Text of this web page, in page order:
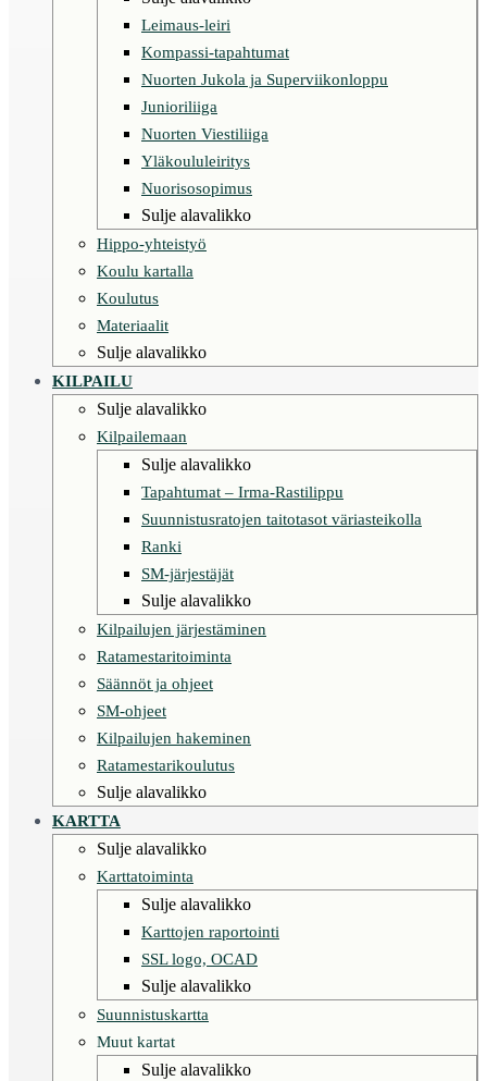
Leimaus-leiri
Kompassi-tapahtumat
Nuorten Jukola ja Superviikonloppu
Junioriliiga
Nuorten Viestiliiga
Yläkoululeiritys
Nuorisosopimus
Sulje alavalikko
Hippo-yhteistyö
Koulu kartalla
Koulutus
Materiaalit
Sulje alavalikko
KILPAILU
Sulje alavalikko
Kilpailemaan
Sulje alavalikko
Tapahtumat – Irma-Rastilippu
Suunnistusratojen taitotasot väriasteikolla
Ranki
SM-järjestäjät
Sulje alavalikko
Kilpailujen järjestäminen
Ratamestaritoiminta
Säännöt ja ohjeet
SM-ohjeet
Kilpailujen hakeminen
Ratamestarikoulutus
Sulje alavalikko
KARTTA
Sulje alavalikko
Karttatoiminta
Sulje alavalikko
Karttojen raportointi
SSL logo, OCAD
Sulje alavalikko
Suunnistuskartta
Muut kartat
Sulje alavalikko